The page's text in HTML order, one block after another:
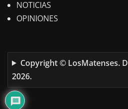
NOTICIAS
OPINIONES
Copyright © LosMatenses.
2026.